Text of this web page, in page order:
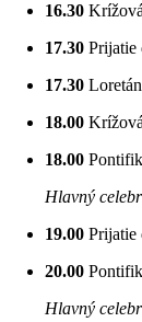
16.30
17.30 Prijatie
17.30
18.00
18.00
Hlavný
19.00 Prijatie
20.00
Hlavný